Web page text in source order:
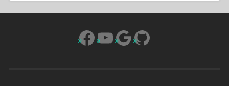
Facebook
YouTube
Google
GitHub